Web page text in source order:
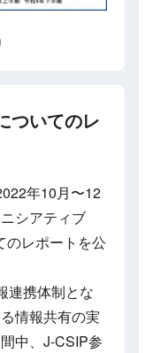
ついてのレ
年10月〜12
シアティブ
のレポートを公
連携体制とな
情報共有の実
中、J-CSIP参